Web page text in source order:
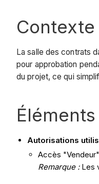
Contexte
La salle des contrats
pour approbation
du projet, ce qui
Autorisations
Accès
Remarque : Les